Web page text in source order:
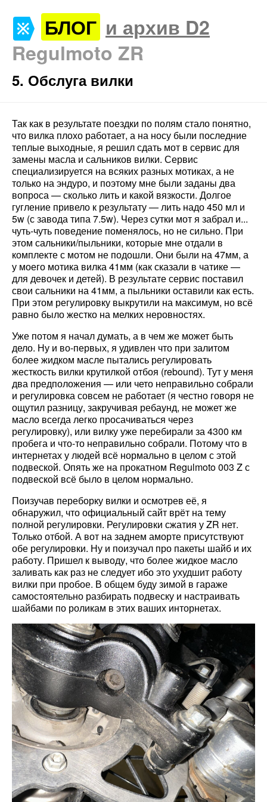
БЛОГ и архив D2
Regulmoto ZR
5. Обслуга вилки
Так как в результате поездки по полям стало понятно,
что вилка плохо работает, а на носу были последние
теплые выходные, я решил сдать мот в сервис для
замены масла и сальников вилки. Сервис
специализируется на всяких разных мотиках, а не
только на эндуро, и поэтому мне были заданы два
вопроса — сколько лить и какой вязкости. Долгое
гугление привело к результату — лить надо 450 мл и
5w (с завода типа 7.5w). Через сутки мот я забрал и...
чуть-чуть поведение поменялось, но не сильно. При
этом сальники/пыльники, которые мне отдали в
комплекте с мотом не подошли. Они были на 47мм, а
у моего мотика вилка 41мм (как сказали в чатике —
для девочек и детей). В результате сервис поставил
свои сальники на 41мм, а пыльники оставили как есть.
При этом регулировку выкрутили на максимум, но всё
равно было жестко на мелких неровностях.
Уже потом я начал думать, а в чем же может быть
дело. Ну и во-первых, я удивлен что при залитом
более жидком масле пытались регулировать
жесткость вилки крутилкой отбоя (rebound). Тут у меня
два предположения — или чето неправильно собрали
и регулировка совсем не работает (я честно говоря не
ощутил разницу, закручивая ребаунд, не может же
масло всегда легко просачиваться через
регулировку), или вилку уже перебирали за 4300 км
пробега и что-то неправильно собрали. Потому что в
интернетах у людей всё нормально в целом с этой
подвеской. Опять же на прокатном Regulmoto 003 Z с
подвеской всё было в целом нормально.
Поизучав переборку вилки и осмотрев её, я
обнаружил, что официальный сайт врёт на тему
полной регулировки. Регулировки сжатия у ZR нет.
Только отбой. А вот на заднем аморте присутствуют
обе регулировки. Ну и поизучал про пакеты шайб и их
работу. Пришел к выводу, что более жидкое масло
заливать как раз не следует ибо это ухудшит работу
вилки при пробое. В общем буду зимой в гараже
самостоятельно разбирать подвеску и настраивать
шайбами по роликам в этих ваших инторнетах.